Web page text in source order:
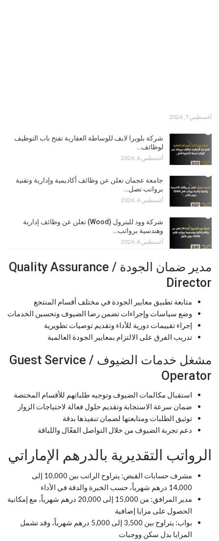
أغسطس 7, 2026
شركة بلويرا لايف للوساطة العقارية تفتح باب التوظيف
لوظائف…
أغسطس 6, 2026
جامعة عجمان تعلن عن وظائف أكاديمية وإدارية وتقنية
برواتب تصل…
أغسطس 6, 2026
شركة وود للبترول (Wood) تعلن عن وظائف إدارية
وهندسية برواتب…
أغسطس 6, 2026
مدير ضمان الجودة / Quality Assurance
Director
متابعة تطبيق معايير الجودة في مختلف أقسام المنتجع
وضع سياسات وإجراءات تضمن رضا الضيوف وتحسين الخدمات
إجراء تقييمات دورية للأداء وتقديم توصيات تطويرية
تدريب الفرق على الالتزام بمعايير الجودة العالمية
مشغل خدمات الضيوف / Guest Service
Operator
استقبال مكالمات الضيوف وتوجيه طلباتهم للأقسام المختصة
ضمان سرعة الاستجابة وتقديم حلول فعالة لاحتياجات الزوار
توثيق الطلبات ومتابعتها لضمان تنفيذها بدقة
دعم تجربة الضيوف من خلال التواصل الفعّال واللباقة
الرواتب التقديرية بالدرهم الإماراتي
مشرف حسابات القبض: يتراوح الراتب بين 10,000 إلى
14,000 درهم شهرياً، حسب الخبرة والدقة في الأداء
مدير المرافق: من 15,000 إلى 20,000 درهم شهرياً، مع إمكانية
الحصول على مزايا إضافية
بواب: يتراوح بين 3,500 إلى 5,000 درهم شهرياً، وقد تشمل
المزايا بدل سكن ووجبات